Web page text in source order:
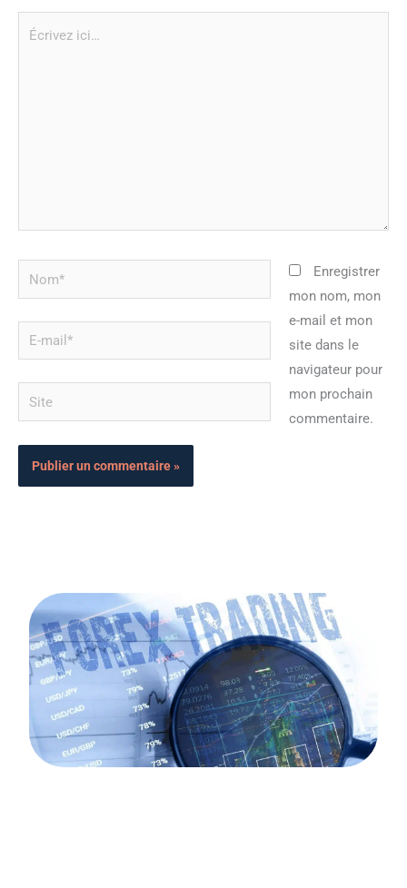
Nom*
mail*
Site
Enregistrer
mon nom, mon
e-mail et mon
site dans le
navigateur pour
mon prochain
commentaire.